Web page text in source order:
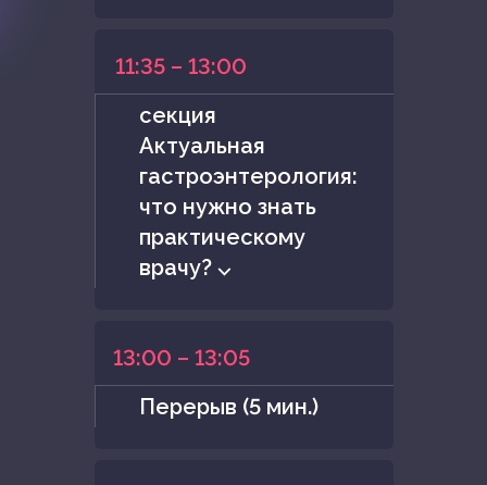
11:35 – 13:00
секция
Актуальная
гастроэнтерология:
что нужно знать
практическому
врачу? ⌵
13:00 – 13:05
Перерыв (5 мин.)